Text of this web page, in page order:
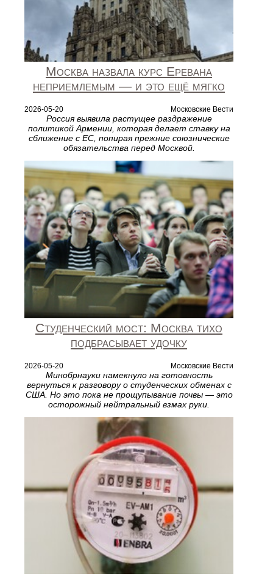
Москва назвала курс Еревана
неприемлемым — и это ещё мягко
2026-05-20 Московские Вести
Россия выявила растущее раздражение
политикой Армении, которая делает ставку на
сближение с ЕС, попирая прежние союзнические
обязательства перед Москвой.
Студенческий мост: Москва тихо
подбрасывает удочку
2026-05-20 Московские Вести
Минобрнауки намекнуло на готовность
вернуться к разговору о студенческих обменах с
США. Но это пока не прощупывание почвы — это
осторожный нейтральный взмах руки.